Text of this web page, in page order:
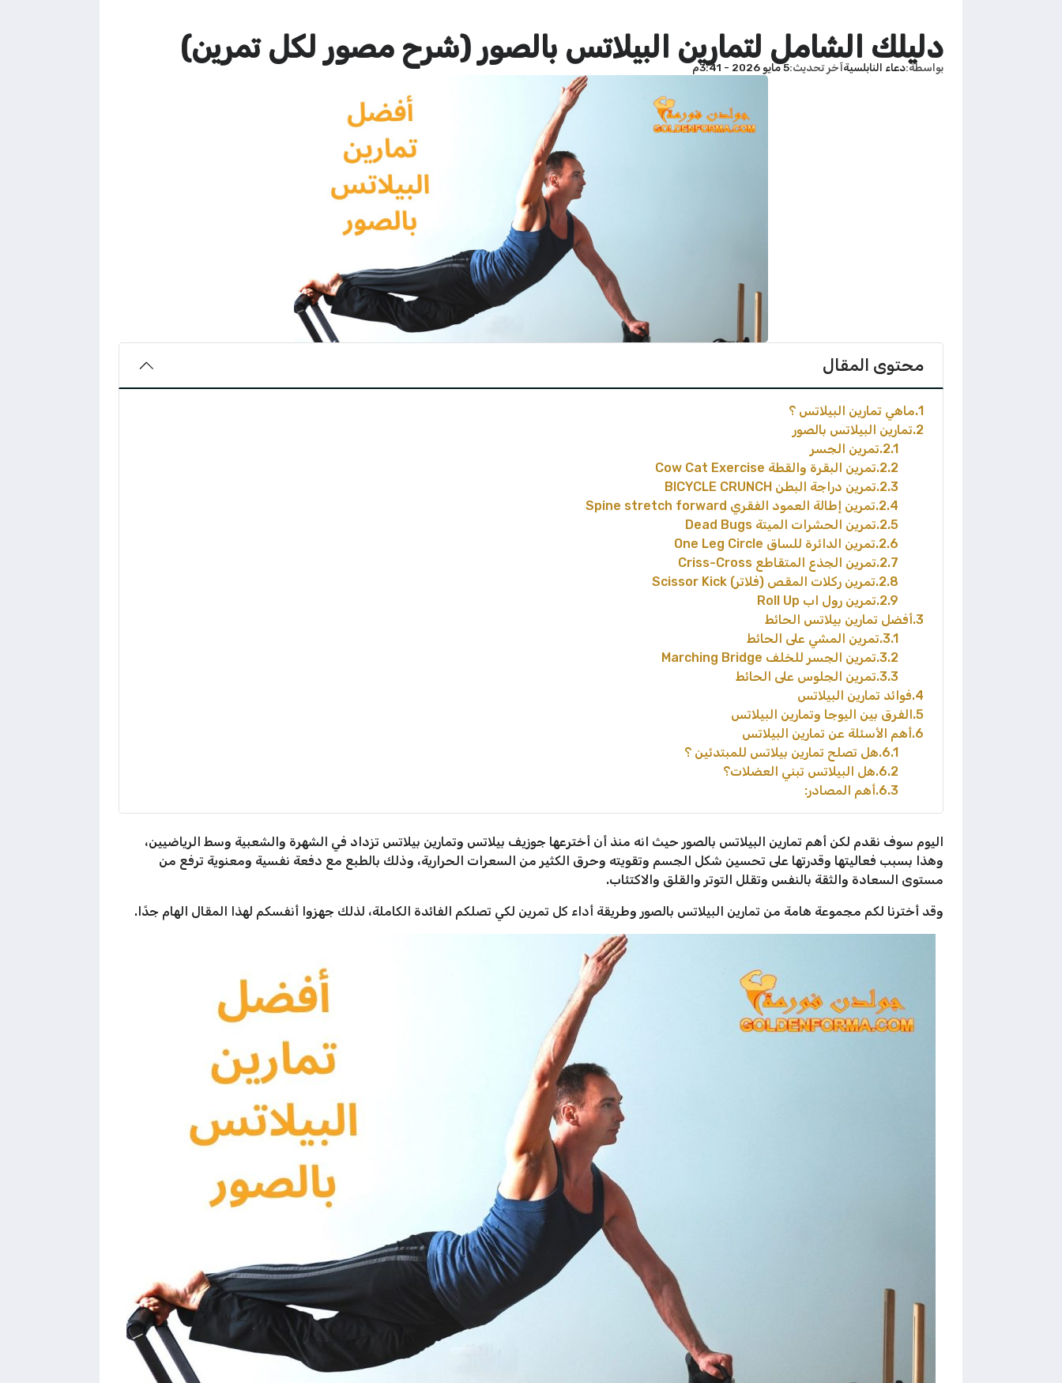
دليلك الشامل لتمارين البيلاتس بالصور (شرح مصور لكل تمرين)
بواسطة دعاء النابلسيةآخر تحديث 5 مايو 2026 - 3:41م
محتوى المقال
1 ماهي تمارين البيلاتس ؟
2 تمارين البيلاتس بالصور
2.1 تمرين الجسر
2.2 تمرين البقرة والقطة Cow Cat Exercise
2.3 تمرين دراجة البطن BICYCLE CRUNCH
2.4 تمرين إطالة العمود الفقري Spine stretch forward
2.5 تمرين الحشرات الميتة Dead Bugs
2.6 تمرين الدائرة للساق One Leg Circle
2.7 تمرين الجذع المتقاطع Criss-Cross
2.8 تمرين ركلات المقص (فلاتر) Scissor Kick
2.9 تمرين رول اب Roll Up
3 أفضل تمارين بيلاتس الحائط
3.1 تمرين المشي على الحائط
3.2 تمرين الجسر للخلف Marching Bridge
3.3 تمرين الجلوس على الحائط
4 فوائد تمارين البيلاتس
5 الفرق بين اليوجا وتمارين البيلاتس
6 أهم الأسئلة عن تمارين البيلاتس
6.1 هل تصلح تمارين بيلاتس للمبتدئين ؟
6.2 هل البيلاتس تبني العضلات؟
6.3 أهم المصادر:
اليوم سوف نقدم لكن أهم تمارين البيلاتس بالصور حيث انه منذ أن أخترعها جوزيف بيلاتس وتمارين بيلاتس تزداد في الشهرة والشعبية وسط الرياضيين،
وهذا بسبب فعاليتها وقدرتها على تحسين شكل الجسم وتقويته وحرق الكثير من السعرات الحرارية، وذلك بالطبع مع دفعة نفسية ومعنوية ترفع من
مستوى السعادة والثقة بالنفس وتقلل التوتر والقلق والاكتئاب.
وقد أخترنا لكم مجموعة هامة من تمارين البيلاتس بالصور وطريقة أداء كل تمرين لكي تصلكم الفائدة الكاملة، لذلك جهزوا أنفسكم لهذا المقال الهام جدًا.